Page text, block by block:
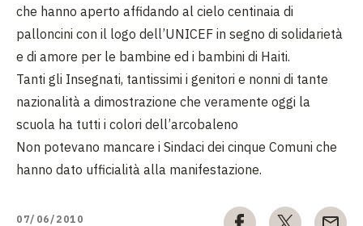
che hanno aperto affidando al cielo centinaia di
palloncini con il logo dell’UNICEF in segno di solidarietà
e di amore per le bambine ed i bambini di Haiti.
Tanti gli Insegnati, tantissimi i genitori e nonni di tante
nazionalità a dimostrazione che veramente oggi la
scuola ha tutti i colori dell’arcobaleno
Non potevano mancare i Sindaci dei cinque Comuni che
hanno dato ufficialità alla manifestazione.
07/06/2010